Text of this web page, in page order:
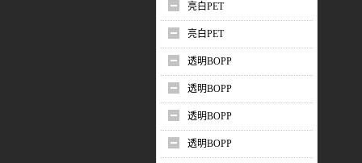
亮白PET
亮白PET
透明BOPP
透明BOPP
透明BOPP
透明BOPP